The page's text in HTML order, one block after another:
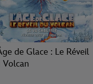
de Glace : Le Réveil
Volcan